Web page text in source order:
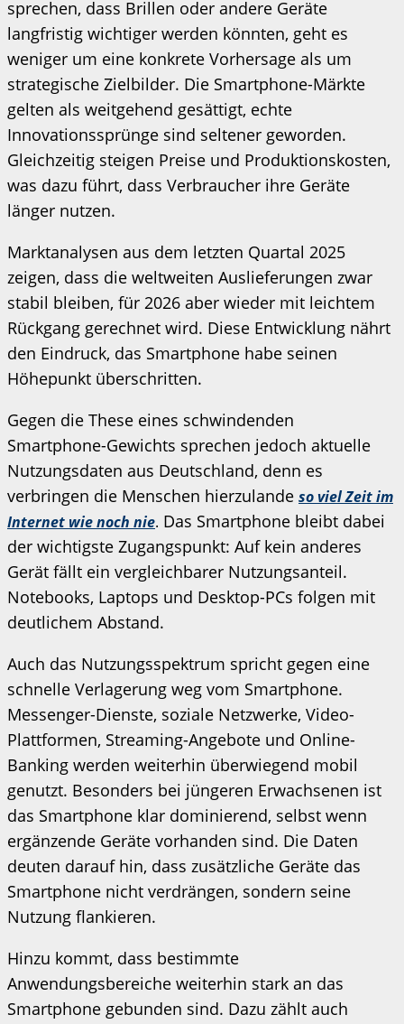
sprechen, dass Brillen oder andere Geräte
langfristig wichtiger werden könnten, geht es
weniger um eine konkrete Vorhersage als um
strategische Zielbilder. Die Smartphone-Märkte
gelten als weitgehend gesättigt, echte
Innovationssprünge sind seltener geworden.
Gleichzeitig steigen Preise und Produktionskosten,
was dazu führt, dass Verbraucher ihre Geräte
länger nutzen.
Marktanalysen aus dem letzten Quartal 2025
zeigen, dass die weltweiten Auslieferungen zwar
stabil bleiben, für 2026 aber wieder mit leichtem
Rückgang gerechnet wird. Diese Entwicklung nährt
den Eindruck, das Smartphone habe seinen
Höhepunkt überschritten.
Gegen die These eines schwindenden
Smartphone-Gewichts sprechen jedoch aktuelle
Nutzungsdaten aus Deutschland, denn es
verbringen die Menschen hierzulande so viel Zeit im
Internet wie noch nie. Das Smartphone bleibt dabei
der wichtigste Zugangspunkt: Auf kein anderes
Gerät fällt ein vergleichbarer Nutzungsanteil.
Notebooks, Laptops und Desktop-PCs folgen mit
deutlichem Abstand.
Auch das Nutzungsspektrum spricht gegen eine
schnelle Verlagerung weg vom Smartphone.
Messenger-Dienste, soziale Netzwerke, Video-
Plattformen, Streaming-Angebote und Online-
Banking werden weiterhin überwiegend mobil
genutzt. Besonders bei jüngeren Erwachsenen ist
das Smartphone klar dominierend, selbst wenn
ergänzende Geräte vorhanden sind. Die Daten
deuten darauf hin, dass zusätzliche Geräte das
Smartphone nicht verdrängen, sondern seine
Nutzung flankieren.
Hinzu kommt, dass bestimmte
Anwendungsbereiche weiterhin stark an das
Smartphone gebunden sind. Dazu zählt auch